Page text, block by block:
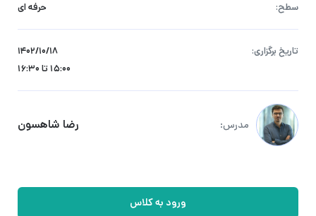
سطح: حرفه ای
تاریخ برگزاری:
۱۴۰۲/۱۰/۱۸
15:00 تا 16:30
مدرس: رضا شاهسون
ورود به کلاس